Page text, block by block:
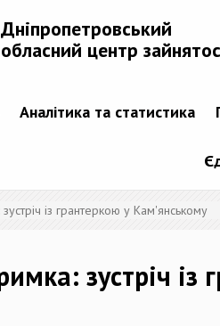
Дніпропетровський
обласний центр
Аналітика та статистика
із грантеркою у Кам'янському
зустріч